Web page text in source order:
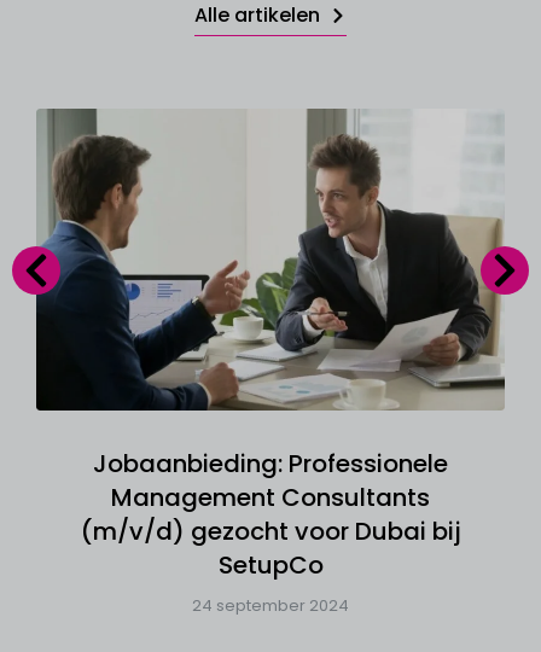
Alle artikelen
Jobaanbieding: Professionele
Management Consultants
(m/v/d) gezocht voor Dubai bij
SetupCo
24 september 2024